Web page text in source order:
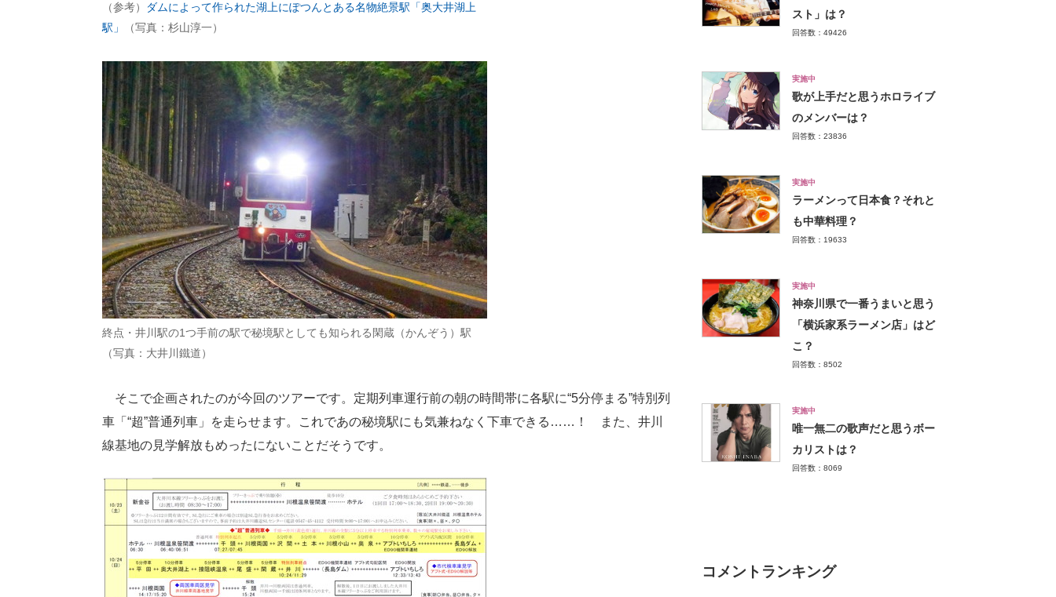
（参考）
ダムによって作られた湖上にぽつんとある名物絶景駅「奥大井湖上
駅」
（写真：杉山淳一）
終点・井川駅の1つ手前の駅で秘境駅としても知られる閑蔵（かんぞう）駅
（写真：大井川鐵道）
そこで企画されたのが今回のツアーです。定期列車運行前の朝の時間帯に各駅に“5分停まる”特別列
車「“超”普通列車」を走らせます。これであの秘境駅にも気兼ねなく下車できる……！ また、井川
線基地の見学解放もめったにないことだそうです。
スト」は？
回答数：49426
実施中
歌が上手だと思うホロライブ
のメンバーは？
回答数：23836
実施中
ラーメンって日本食？それと
も中華料理？
回答数：19633
実施中
神奈川県で一番うまいと思う
「横浜家系ラーメン店」はど
こ？
回答数：8502
実施中
唯一無二の歌声だと思うボー
カリストは？
回答数：8069
コメントランキング